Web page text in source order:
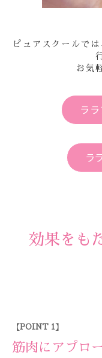
ピュアスクールで
お気
ラ
ラ
効果をも
【POINT 1】
筋肉にアプロ